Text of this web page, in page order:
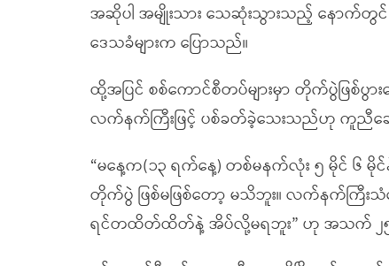
အဆိုပါ အမျိုးသား သေဆုံးသွားသည့် နောက်
ဒေသခံများက ပြောသည်။
ထို့အပြင် စစ်ကောင်စီတပ်များမှာ တိုက်ပွဲဖြစ်ပွ
လက်နက်ကြီးဖြင့် ပစ်ခတ်ခဲ့သေးသည်ဟု ကူညီဆေ
“မနေ့က(၁၃ ရက်နေ့) တစ်မနက်လုံး ၅ မိုင် ၆
တိုက်ပွဲ ဖြစ်မဖြစ်တော့ မသိဘူး။ လက်နက်ကြီ
ရင်တထိတ်ထိတ်နဲ့ အိပ်လို့မရဘူး” ဟု အသက် ၂၅ နှ